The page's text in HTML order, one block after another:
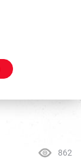
862